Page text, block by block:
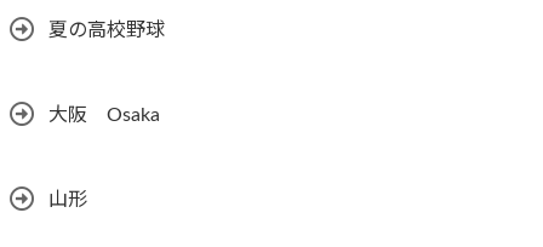
夏の高校野球
大阪 Osaka
山形